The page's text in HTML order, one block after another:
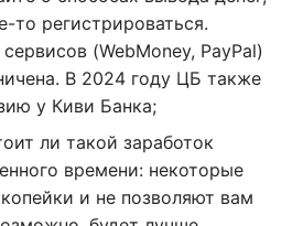
то регистрироваться.
(WebMoney, PayPal)
В 2024 году ЦБ также
у Киви Банка;
ли такой заработок
времени: некоторые
и не позволяют вам